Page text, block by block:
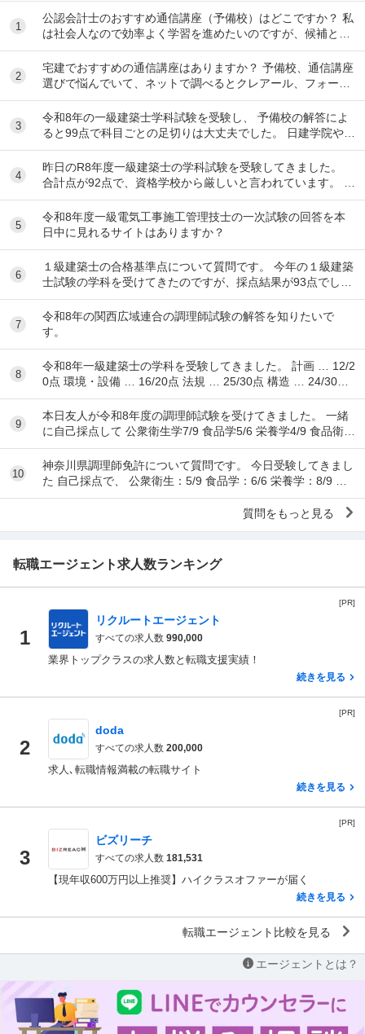
1
公認会計士のおすすめ通信講座（予備校）はどこですか？ 私
は社会人なので効率よく学習を進めたいのですが、候補とし
てはクレアール、LEC、CPA会計学院、大原...
2
宅建でおすすめの通信講座はありますか？ 予備校、通信講座
選びで悩んでいて、ネットで調べるとクレアール、フォーサ
イト、スタディング、TACなど色々出てきて...
3
令和8年の一級建築士学科試験を受験し、 予備校の解答によ
ると99点で科目ごとの足切りは大丈夫でした。 日建学院やX
によると合格最低点予想が高くなると言われ...
4
昨日のR8年度一級建築士の学科試験を受験してきました。
合計点が92点で、資格学校から厳しいと言われています。 製
図の準備は始めるべきでしょうか？ ちな...
5
令和8年度一級電気工事施工管理技士の一次試験の回答を本
日中に見れるサイトはありますか？
6
１級建築士の合格基準点について質問です。 今年の１級建築
士試験の学科を受けてきたのですが、採点結果が93点でし
た。 各予備校の予想される合格基準点は N...
7
令和8年の関西広域連合の調理師試験の解答を知りたいで
す。
8
令和8年一級建築士の学科を受験してきました。 計画 … 12/2
0点 環境・設備 … 16/20点 法規 … 25/30点 構造 … 24/30点
...
9
本日友人が令和8年度の調理師試験を受けてきました。 一緒
に自己採点して 公衆衛生学7/9 食品学5/6 栄養学4/9 食品衛生
学8/15 調理理論9/17 食文
10
神奈川県調理師免許について質問です。 今日受験してきまし
た 自己採点で、 公衆衛生：5/9 食品学：6/6 栄養学：8/9 食
品衛生：10/15 調理理...
質問をもっと見る
転職エージェント求人数ランキング
[PR]
1
リクルートエージェント
すべての求人数 990,000
業界トップクラスの求人数と転職支援実績！
続きを見る
[PR]
2
doda
すべての求人数 200,000
求人､転職情報満載の転職サイト
続きを見る
[PR]
3
ビズリーチ
すべての求人数 181,531
【現年収600万円以上推奨】ハイクラスオファーが届く
続きを見る
転職エージェント比較を見る
エージェントとは？